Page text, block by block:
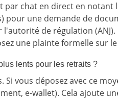
par chat en direct en
pour une demande de
de régulation
une plainte formelle sur le
lents pour les retraits ?
vous déposez avec ce
e-wallet). Cela ajoute